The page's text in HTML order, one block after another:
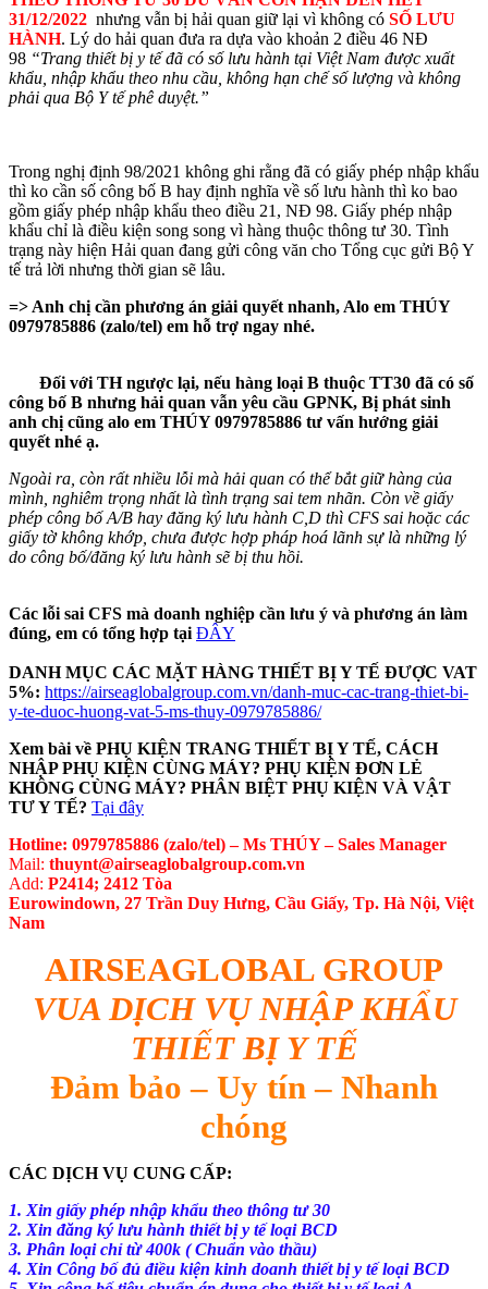
31/12/2022 nhưng vẫn bị hải quan giữ lại vì không có SỐ LƯU
HÀNH. Lý do hải quan đưa ra dựa vào khoản 2 điều 46 NĐ
98 “Trang thiết bị y tế đã có số lưu hành tại Việt Nam được xuất
khẩu, nhập khẩu theo nhu cầu, không hạn chế số lượng và không
phải qua Bộ Y tế phê duyệt.”
Trong nghị định 98/2021 không ghi rằng đã có giấy phép nhập khẩu
thì ko cần số công bố B hay định nghĩa về số lưu hành thì ko bao
gồm giấy phép nhập khẩu theo điều 21, NĐ 98. Giấy phép nhập
khẩu chỉ là điều kiện song song vì hàng thuộc thông tư 30. Tình
trạng này hiện Hải quan đang gửi công văn cho Tổng cục gửi Bộ Y
tế trả lời nhưng thời gian sẽ lâu.
=> Anh chị cần phương án giải quyết nhanh, Alo em THÚY
0979785886 (zalo/tel) em hỗ trợ ngay nhé.
Đối với TH ngược lại, nếu hàng loại B thuộc TT30 đã có số
công bố B nhưng hải quan vẫn yêu cầu GPNK, Bị phát sinh
anh chị cũng alo em THÚY 0979785886 tư vấn hướng giải
quyết nhé ạ.
Ngoài ra, còn rất nhiều lỗi mà hải quan có thể bắt giữ hàng của
mình, nghiêm trọng nhất là tình trạng sai tem nhãn. Còn về giấy
phép công bố A/B hay đăng ký lưu hành C,D thì CFS sai hoặc các
giấy tờ không khớp, chưa được hợp pháp hoá lãnh sự là những lý
do công bố/đăng ký lưu hành sẽ bị thu hồi.
Các lỗi sai CFS mà doanh nghiệp cần lưu ý và phương án làm
đúng, em có tổng hợp tại ĐÂY
DANH MỤC CÁC MẶT HÀNG THIẾT BỊ Y TẾ ĐƯỢC VAT
5%: https://airseaglobalgroup.com.vn/danh-muc-cac-trang-thiet-bi-
y-te-duoc-huong-vat-5-ms-thuy-0979785886/
Xem bài về PHỤ KIỆN TRANG THIẾT BỊ Y TẾ, CÁCH
NHẬP PHỤ KIỆN CÙNG MÁY? PHỤ KIỆN ĐƠN LẺ
KHÔNG CÙNG MÁY? PHÂN BIỆT PHỤ KIỆN VÀ VẬT
TƯ Y TẾ? Tại đây
Hotline: 0979785886 (zalo/tel) – Ms THÚY – Sales Manager
Mail: thuynt@airseaglobalgroup.com.vn
Add: P2414; 2412 Tòa
Eurowindown, 27 Trần Duy Hưng, Cầu Giấy, Tp. Hà Nội, Việt
Nam
AIRSEAGLOBAL GROUP
VUA DỊCH VỤ NHẬP KHẨU
THIẾT BỊ Y TẾ
Đảm bảo – Uy tín – Nhanh
chóng
CÁC DỊCH VỤ CUNG CẤP:
1. Xin giấy phép nhập khẩu theo thông tư 30
2. Xin đăng ký lưu hành thiết bị y tế loại BCD
3. Phân loại chỉ từ 400k ( Chuẩn vào thầu)
4. Xin Công bố đủ điều kiện kinh doanh thiết bị y tế loại BCD